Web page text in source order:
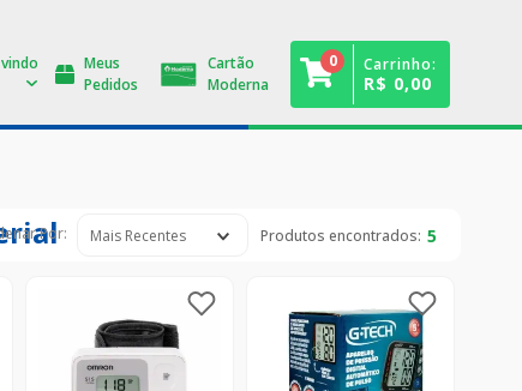
Meus
Pedidos
Cartão
Moderna
0 Carrinho:
R$ 0,00
Mais Recentes 5